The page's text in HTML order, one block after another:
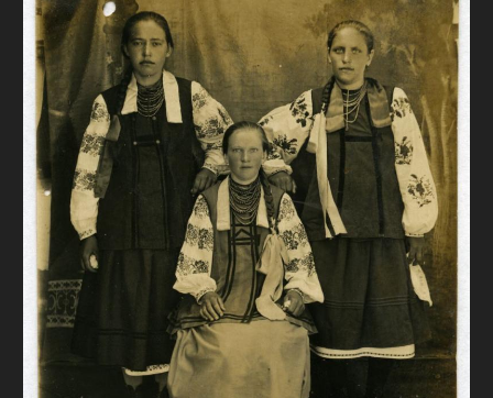
ОНЛАЙН-КРАМНИЦЯ
ПІДТРИМАТИ